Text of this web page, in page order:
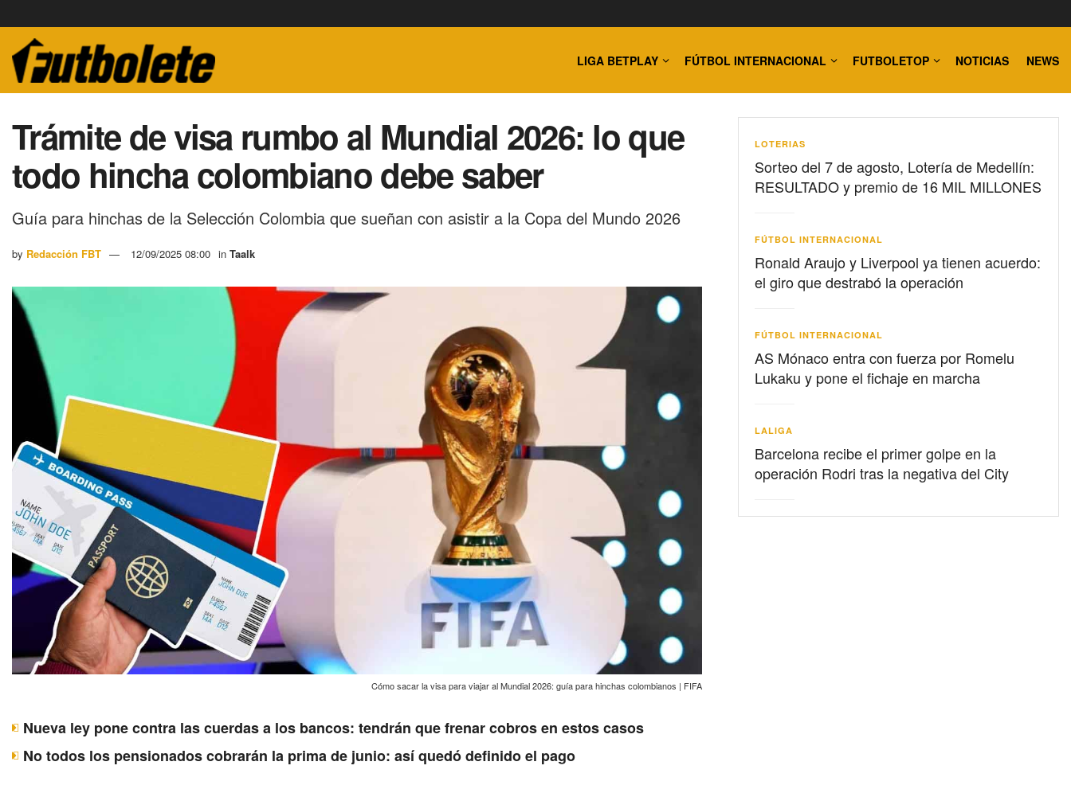
LIGA BETPLAY FÚTBOL INTERNACIONAL FUTBOLETOP NOTICIAS NEWS
Trámite de visa rumbo al Mundial 2026: lo que
todo hincha colombiano debe saber
Guía para hinchas de la Selección Colombia que sueñan con asistir a la Copa del Mundo 2026
by Redacción FBT 12/09/2025 08:00 in Taalk
Cómo sacar la visa para viajar al Mundial 2026: guía para hinchas colombianos | FIFA
Nueva ley pone contra las cuerdas a los bancos: tendrán que frenar cobros en estos casos
No todos los pensionados cobrarán la prima de junio: así quedó definido el pago
LOTERIAS
Sorteo del 7 de agosto, Lotería de Medellín:
RESULTADO y premio de 16 MIL MILLONES
FÚTBOL INTERNACIONAL
Ronald Araujo y Liverpool ya tienen acuerdo:
el giro que destrabó la operación
FÚTBOL INTERNACIONAL
AS Mónaco entra con fuerza por Romelu
Lukaku y pone el fichaje en marcha
LALIGA
Barcelona recibe el primer golpe en la
operación Rodri tras la negativa del City